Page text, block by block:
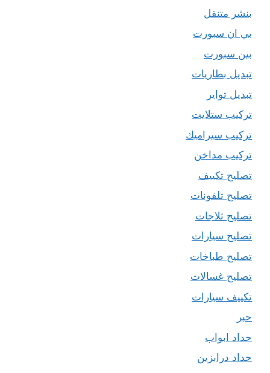
بنشر متنقل
بي ان سبورت
بين سبورت
تبديل بطاريات
تبديل تواير
تركيب ستلايت
تركيب سيراميك
تركيب مداخن
تصليح تكييف
تصليح تلفونات
تصليح ثلاجات
تصليح سيارات
تصليح طباخات
تصليح غسالات
تكييف سيارات
حبر
حداد ابواب
حداد درابزين